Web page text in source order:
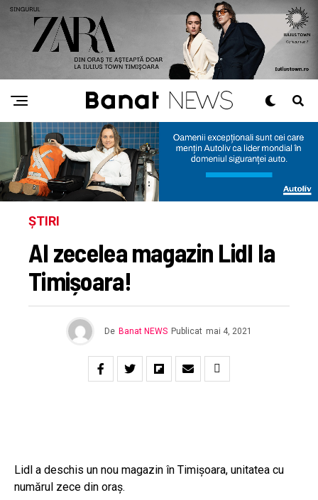
ȘTIRI
Al zecelea magazin Lidl la
Timișoara!
De Banat NEWS Publicat mai 4, 2021
Lidl a deschis un nou magazin în Timișoara, unitatea cu
numărul zece din oraș.